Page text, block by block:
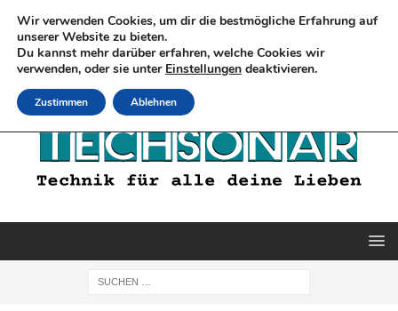
Wir verwenden Cookies, um dir die bestmögliche Erfahrung auf
unserer Website zu bieten.
Du kannst mehr darüber erfahren, welche Cookies wir
verwenden, oder sie unter Einstellungen deaktivieren.
Zustimmen Ablehnen